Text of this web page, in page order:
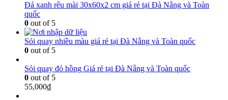
Đá xanh rêu mài 30x60x2 cm giá rẻ tại Đà Nẵng và Toàn
quốc
0 out of 5
Sỏi quay nhiều màu giá rẻ tại Đà Nẵng và Toàn quốc
0 out of 5
Sỏi quay đỏ hồng Giá rẻ tại Đà Nẵng và Toàn quốc
0 out of 5
55,000₫